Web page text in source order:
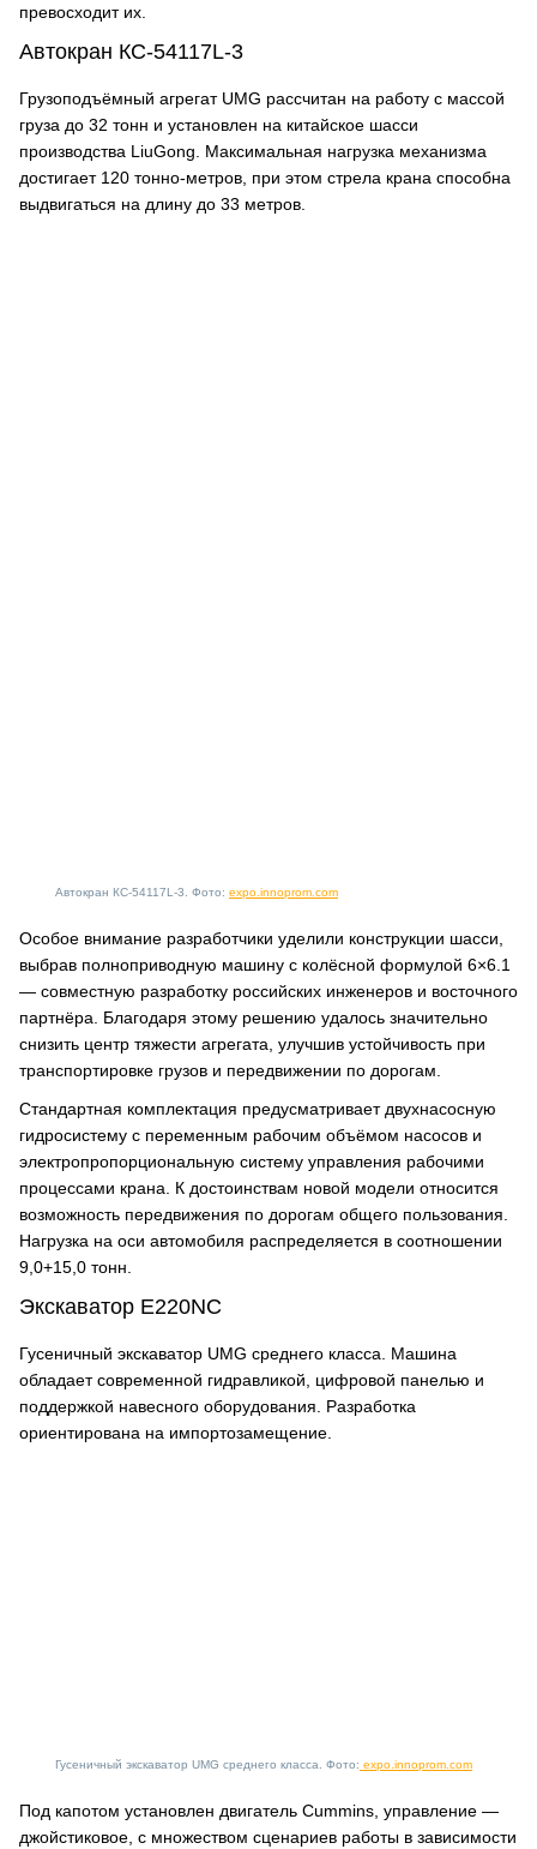
превосходит их.
Автокран КС-54117L-3
Грузоподъёмный агрегат UMG рассчитан на работу с массой
груза до 32 тонн и установлен на китайское шасси
производства LiuGong. Максимальная нагрузка механизма
достигает 120 тонно-метров, при этом стрела крана способна
выдвигаться на длину до 33 метров.
Автокран КС-54117L-3. Фото: expo.innoprom.com
Особое внимание разработчики уделили конструкции шасси,
выбрав полноприводную машину с колёсной формулой 6×6.1
— совместную разработку российских инженеров и восточного
партнёра. Благодаря этому решению удалось значительно
снизить центр тяжести агрегата, улучшив устойчивость при
транспортировке грузов и передвижении по дорогам.
Стандартная комплектация предусматривает двухнасосную
гидросистему с переменным рабочим объёмом насосов и
электропропорциональную систему управления рабочими
процессами крана. К достоинствам новой модели относится
возможность передвижения по дорогам общего пользования.
Нагрузка на оси автомобиля распределяется в соотношении
9,0+15,0 тонн.
Экскаватор E220NC
Гусеничный экскаватор UMG среднего класса. Машина
обладает современной гидравликой, цифровой панелью и
поддержкой навесного оборудования. Разработка
ориентирована на импортозамещение.
Гусеничный экскаватор UMG среднего класса. Фото: expo.innoprom.com
Под капотом установлен двигатель Cummins, управление —
джойстиковое, с множеством сценариев работы в зависимости